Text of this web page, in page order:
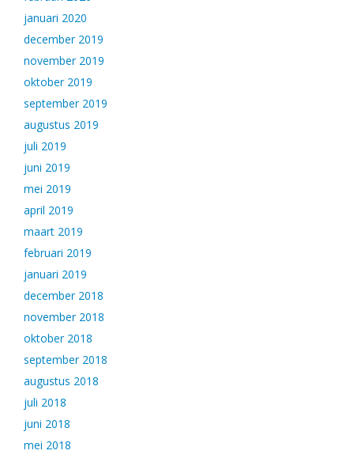
januari 2020
december 2019
november 2019
oktober 2019
september 2019
augustus 2019
juli 2019
juni 2019
mei 2019
april 2019
maart 2019
februari 2019
januari 2019
december 2018
november 2018
oktober 2018
september 2018
augustus 2018
juli 2018
juni 2018
mei 2018